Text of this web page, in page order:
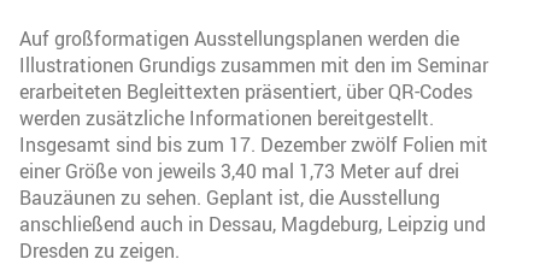
Auf großformatigen Ausstellungsplanen werden die
Illustrationen Grundigs zusammen mit den im Seminar
erarbeiteten Begleittexten präsentiert, über QR-Codes
werden zusätzliche Informationen bereitgestellt.
Insgesamt sind bis zum 17. Dezember zwölf Folien mit
einer Größe von jeweils 3,40 mal 1,73 Meter auf drei
Bauzäunen zu sehen. Geplant ist, die Ausstellung
anschließend auch in Dessau, Magdeburg, Leipzig und
Dresden zu zeigen.